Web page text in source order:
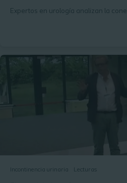
Expertos en urología analizan la
Incontinencia urinaria Lecturas